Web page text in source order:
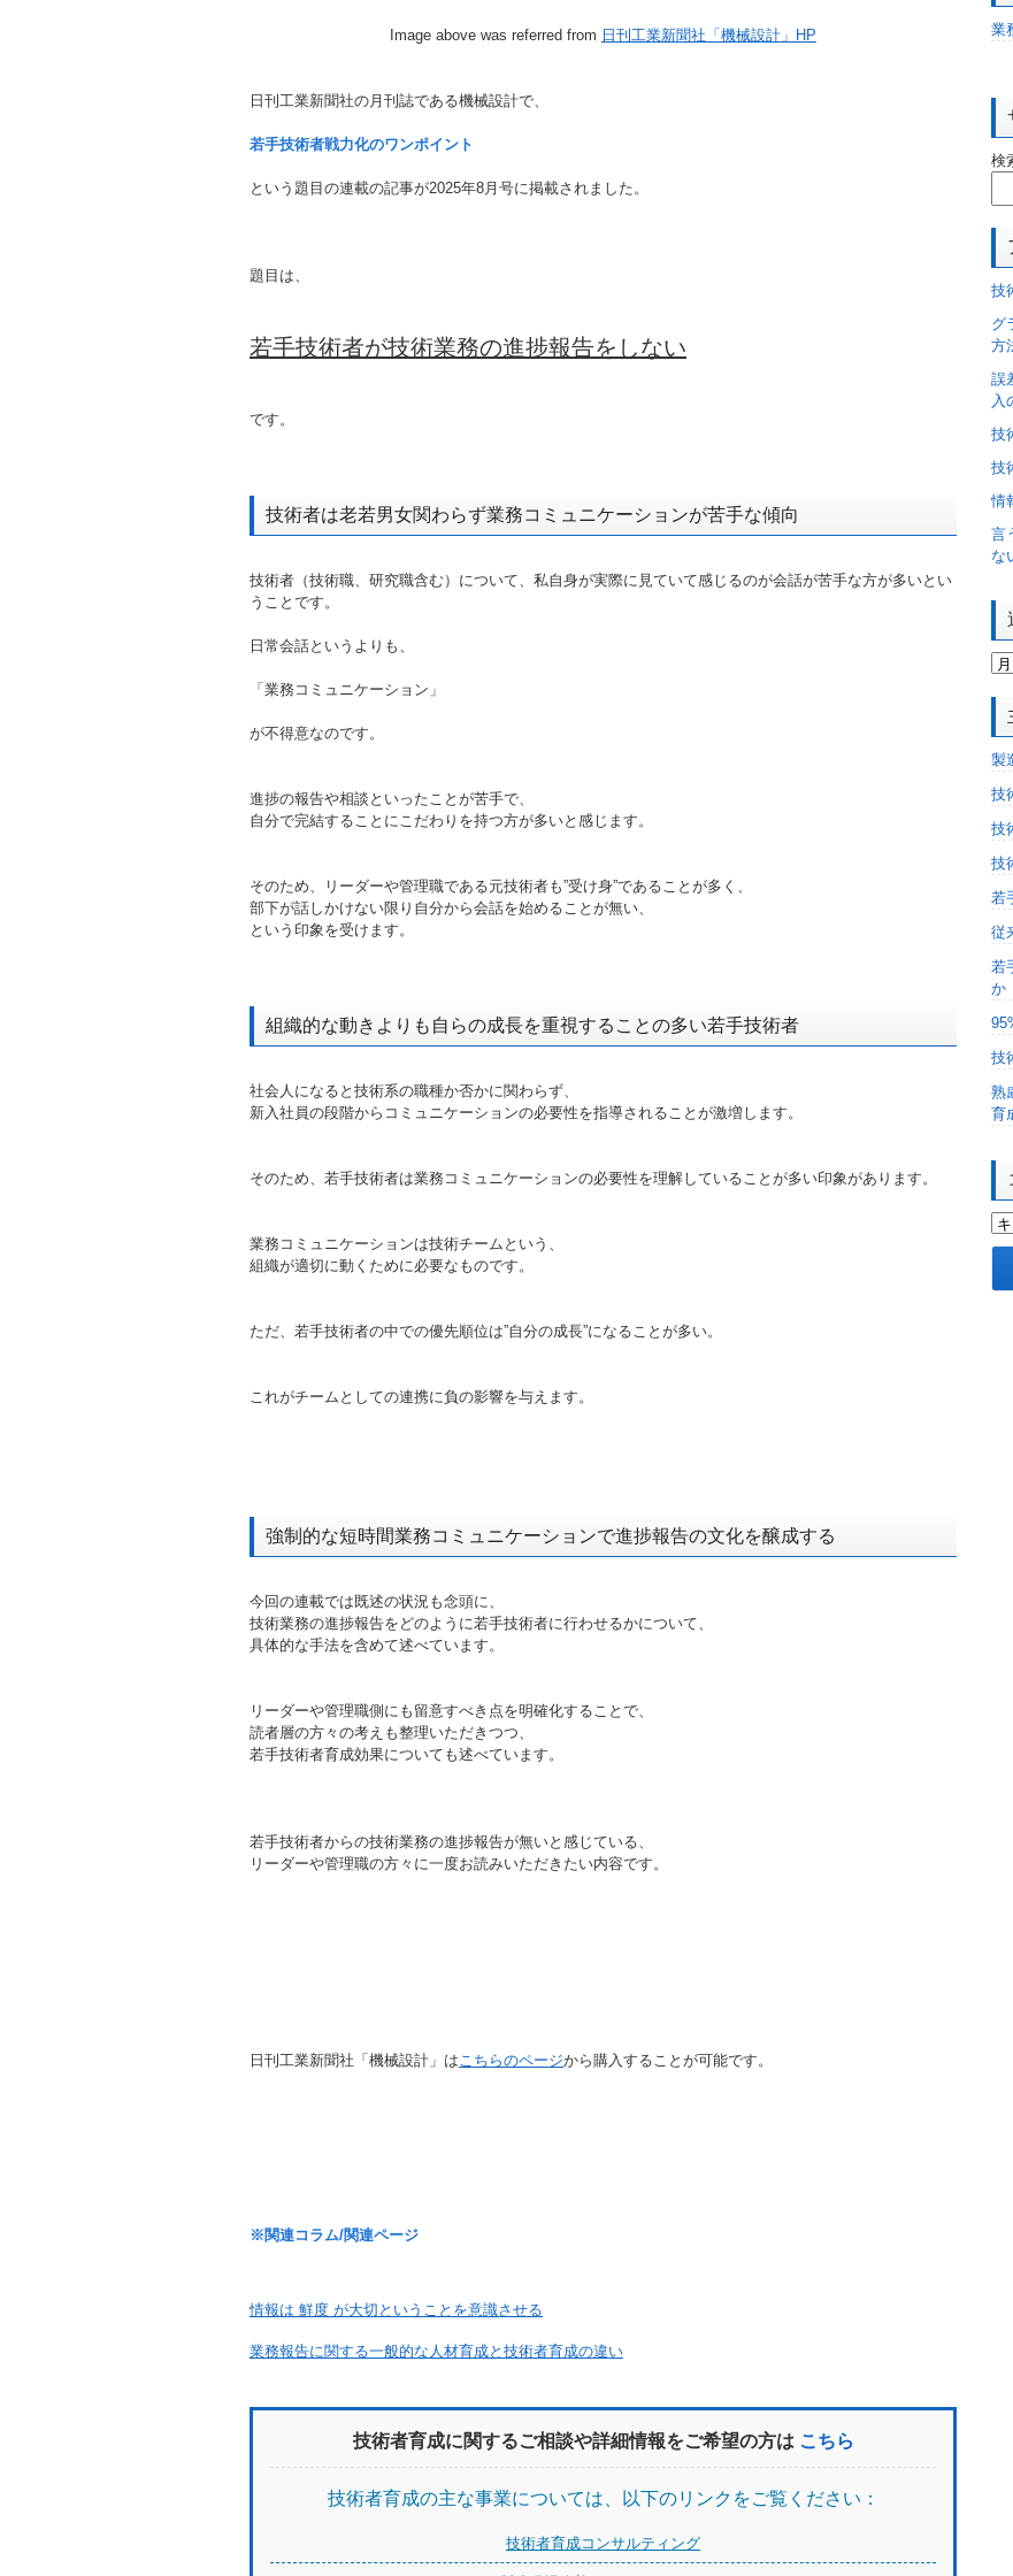
Image above was referred from 日刊工業新聞社「機械設計」HP
日刊工業新聞社の月刊誌である機械設計で、
若手技術者戦力化のワンポイント
という題目の連載の記事が2025年8月号に掲載されました。
題目は、
若手技術者が技術業務の進捗報告をしない
です。
技術者は老若男女関わらず業務コミュニケーションが苦手な傾向
技術者（技術職、研究職含む）について、私自身が実際に見ていて感じるのが会話が苦手な方が多いとい
うことです。
日常会話というよりも、
「業務コミュニケーション」
が不得意なのです。
進捗の報告や相談といったことが苦手で、
自分で完結することにこだわりを持つ方が多いと感じます。
そのため、リーダーや管理職である元技術者も”受け身”であることが多く、
部下が話しかけない限り自分から会話を始めることが無い、
という印象を受けます。
組織的な動きよりも自らの成長を重視することの多い若手技術者
社会人になると技術系の職種か否かに関わらず、
新入社員の段階からコミュニケーションの必要性を指導されることが激増します。
そのため、若手技術者は業務コミュニケーションの必要性を理解していることが多い印象があります。
業務コミュニケーションは技術チームという、
組織が適切に動くために必要なものです。
ただ、若手技術者の中での優先順位は”自分の成長”になることが多い。
これがチームとしての連携に負の影響を与えます。
強制的な短時間業務コミュニケーションで進捗報告の文化を醸成する
今回の連載では既述の状況も念頭に、
技術業務の進捗報告をどのように若手技術者に行わせるかについて、
具体的な手法を含めて述べています。
リーダーや管理職側にも留意すべき点を明確化することで、
読者層の方々の考えも整理いただきつつ、
若手技術者育成効果についても述べています。
若手技術者からの技術業務の進捗報告が無いと感じている、
リーダーや管理職の方々に一度お読みいただきたい内容です。
日刊工業新聞社「機械設計」はこちらのページから購入することが可能です。
※関連コラム/関連ページ
情報は 鮮度 が大切ということを意識させる
業務報告に関する一般的な人材育成と技術者育成の違い
技術者育成に関するご相談や詳細情報をご希望の方は こちら
技術者育成の主な事業については、以下のリンクをご覧ください：
技術者育成コンサルティング
業
検
技
グ
方
誤
入
技
技
情
言
な
製
技
技
技
若
従
若
か
技
熟
育